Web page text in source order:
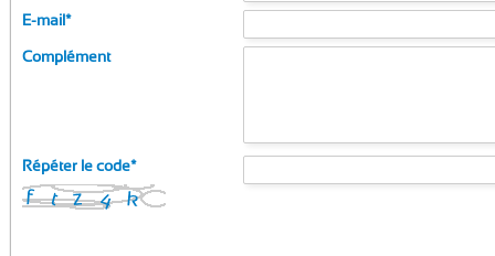
E-mail*
Complément
Répéter le code*